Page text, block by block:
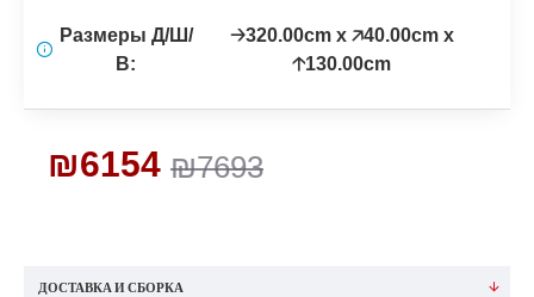
₪7693
₪6154
Размеры Д/Ш/
В:
🡢320.00cm x 🡥40.00cm x
🡡130.00cm
ДОСТАВКА И СБОРКА